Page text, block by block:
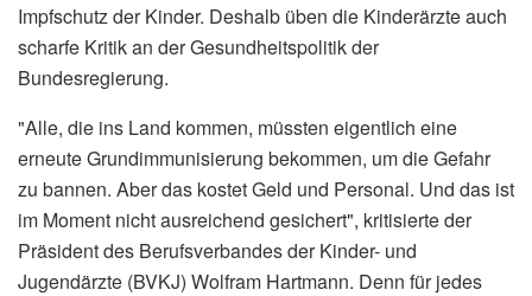
Impfschutz der Kinder. Deshalb üben die Kinderärzte auch
scharfe Kritik an der Gesundheitspolitik der
Bundesregierung.
"Alle, die ins Land kommen, müssten eigentlich eine
erneute Grundimmunisierung bekommen, um die Gefahr
zu bannen. Aber das kostet Geld und Personal. Und das ist
im Moment nicht ausreichend gesichert", kritisierte der
Präsident des Berufsverbandes der Kinder- und
Jugendärzte (BVKJ) Wolfram Hartmann. Denn für jedes